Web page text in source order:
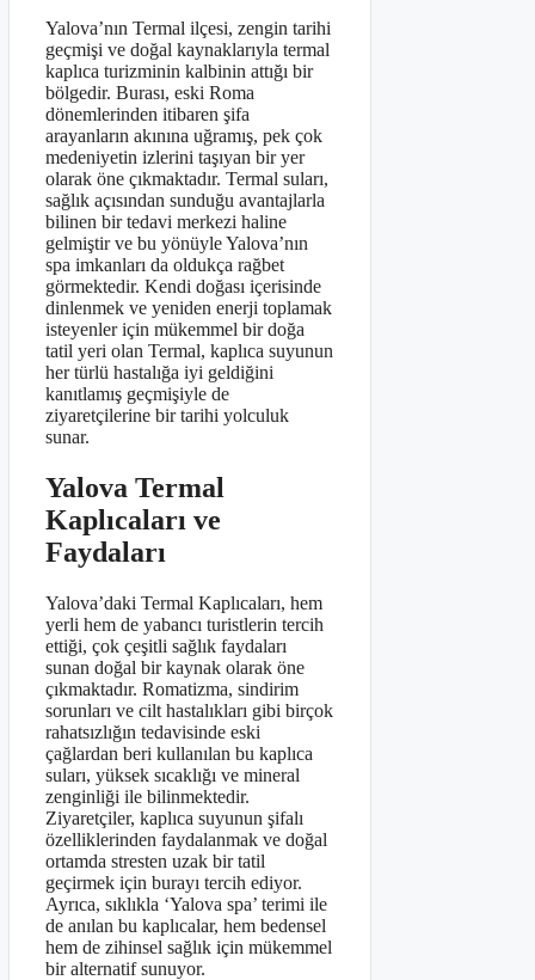
Yalova’nın Termal ilçesi, zengin tarihi
geçmişi ve doğal kaynaklarıyla termal
kaplıca turizminin kalbinin attığı bir
bölgedir. Burası, eski Roma
dönemlerinden itibaren şifa
arayanların akınına uğramış, pek çok
medeniyetin izlerini taşıyan bir yer
olarak öne çıkmaktadır. Termal suları,
sağlık açısından sunduğu avantajlarla
bilinen bir tedavi merkezi haline
gelmiştir ve bu yönüyle Yalova’nın
spa imkanları da oldukça rağbet
görmektedir. Kendi doğası içerisinde
dinlenmek ve yeniden enerji toplamak
isteyenler için mükemmel bir doğa
tatil yeri olan Termal, kaplıca suyunun
her türlü hastalığa iyi geldiğini
kanıtlamış geçmişiyle de
ziyaretçilerine bir tarihi yolculuk
sunar.
Yalova Termal
Kaplıcaları ve
Faydaları
Yalova’daki Termal Kaplıcaları, hem
yerli hem de yabancı turistlerin tercih
ettiği, çok çeşitli sağlık faydaları
sunan doğal bir kaynak olarak öne
çıkmaktadır. Romatizma, sindirim
sorunları ve cilt hastalıkları gibi birçok
rahatsızlığın tedavisinde eski
çağlardan beri kullanılan bu kaplıca
suları, yüksek sıcaklığı ve mineral
zenginliği ile bilinmektedir.
Ziyaretçiler, kaplıca suyunun şifalı
özelliklerinden faydalanmak ve doğal
ortamda stresten uzak bir tatil
geçirmek için burayı tercih ediyor.
Ayrıca, sıklıkla ‘Yalova spa’ terimi ile
de anılan bu kaplıcalar, hem bedensel
hem de zihinsel sağlık için mükemmel
bir alternatif sunuyor.